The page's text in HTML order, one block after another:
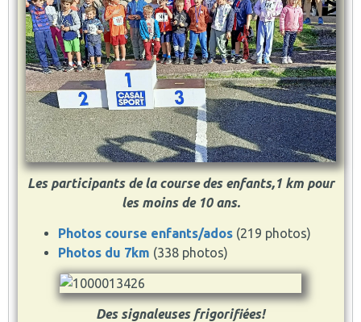
Les participants de la course des enfants,1 km pour
les moins de 10 ans.
Photos course enfants/ados(219 photos)
Photos du 7km (338 photos)
Des signaleuses frigorifiées!